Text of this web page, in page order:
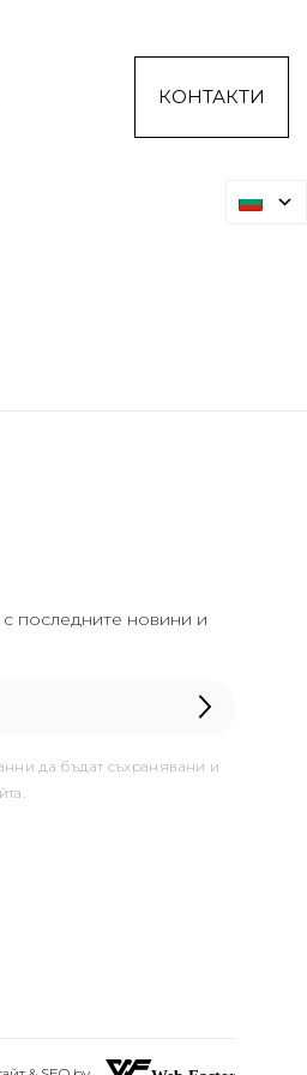
КОНТАКТИ
последните новини и
да бъдат съхранявани и